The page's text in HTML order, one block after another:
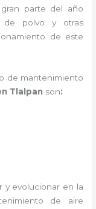
parte del año
de polvo y otras
de este
de mantenimiento
Tlalpan son:
y evolucionar en la
de aire